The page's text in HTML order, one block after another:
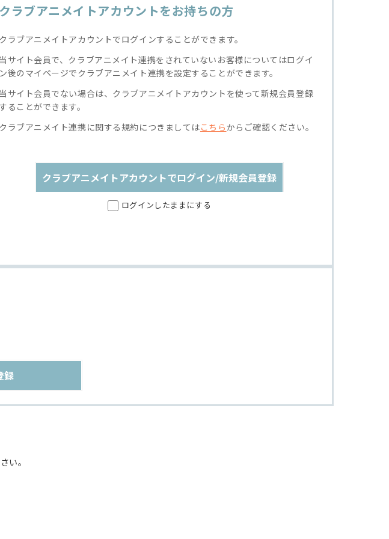
クラブアニメイトアカウントをお持ちの方
クラブアニメイトアカウントでログインすることができます。
当サイト会員で、クラブアニメイト連携をされていないお客様についてはログイ
ン後のマイページでクラブアニメイト連携を設定することができます。
当サイト会員でない場合は、クラブアニメイトアカウントを使って新規会員登録
ることができます。
クラブアニメイト連携に関する規約につきましてはこちらからご確認ください。
クラブアニメイトアカウントでログイン/新規会員登録
ログインしたままにする
い。